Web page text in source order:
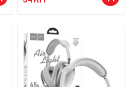
poziva. Opremljene su
stabilnu i brzu vezu s pametnim
telefonom, tabletom ili drugim
uređajima. Zahvaljujući snažnoj
bateriji, slušalice omogućavaju
do 32 sata reprodukcije muzike,
što ih čini idealnim izborom za